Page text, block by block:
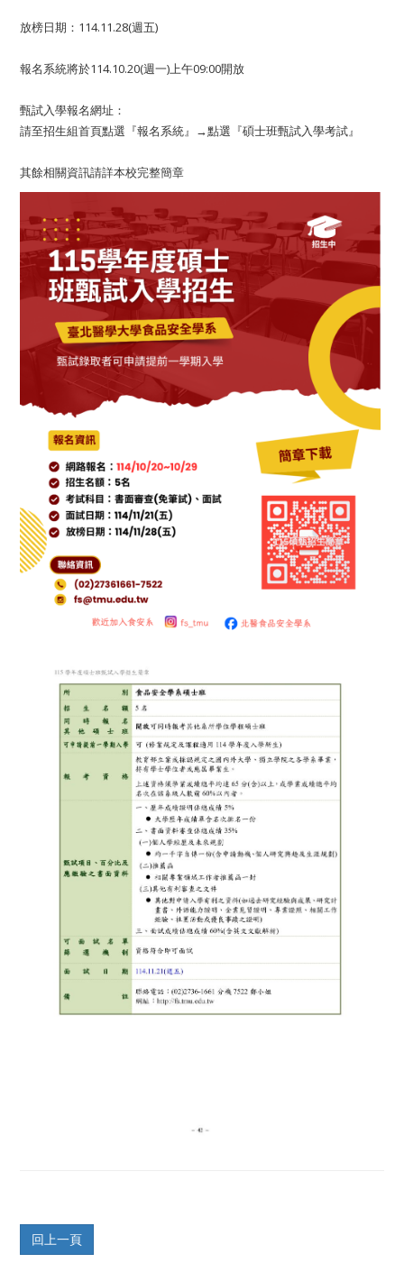
放榜日期：114.11.28(週五)
報名系統將於114.10.20(週一)上午09:00開放
甄試入學報名網址：
請至招生組首頁點選『報名系統』→點選『碩士班甄試入學考試』
其餘相關資訊請詳本校完整簡章